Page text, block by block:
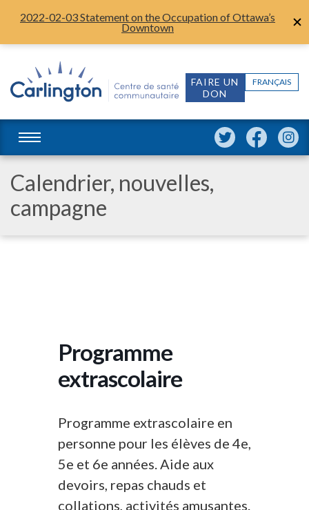
2022-02-03 Statement on the Occupation of Ottawa’s
Downtown
FRANÇAIS
FAIRE UN
DON
Calendrier, nouvelles,
campagne
Programme
extrascolaire
Programme extrascolaire en
personne pour les élèves de 4e,
5e et 6e années. Aide aux
devoirs, repas chauds et
collations, activités amusantes.